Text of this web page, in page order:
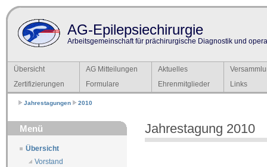
AG-Epilepsiechirurgie
Arbeitsgemeinschaft für prächirurgische Diagnostik und
Übersicht AG Mitteilungen Aktuelles
Zertifizierungen
Formulare Ehrenmitglieder Links
Jahrestagungen 2010
Menü
Übersicht
Vorstand
Jahrestagung 2010